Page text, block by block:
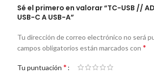
Sé el primero en valorar “TC-USB //
USB-C A USB-A”
Tu dirección de correo electrónico no será
campos obligatorios están marcados con *
Tu puntuación *